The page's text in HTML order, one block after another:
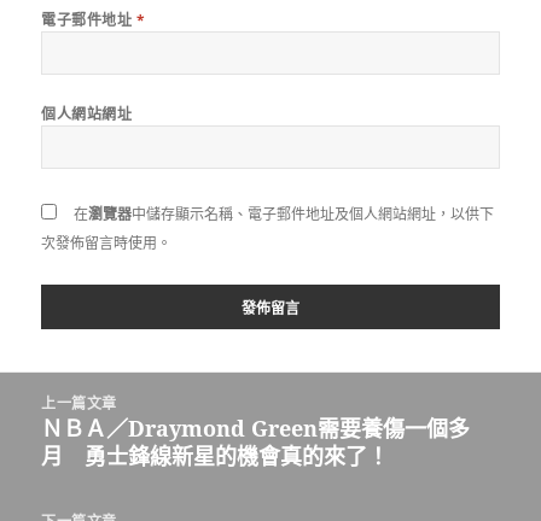
電子郵件地址 *
個人網站網址
在瀏覽器中儲存顯示名稱、電子郵件地址及個人網站網址，以供下
次發佈留言時使用。
上一篇文章
上
一
文
ＮＢＡ／Draymond Green需要養傷一個多
月 勇士鋒線新星的機會真的來了！